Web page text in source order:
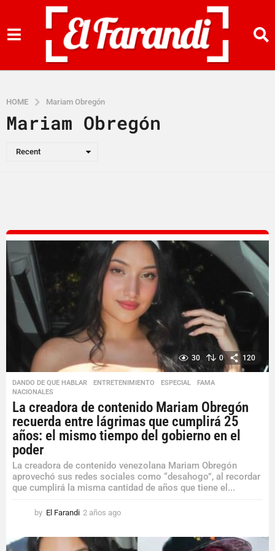
HOME Mariam Obregón
Mariam Obregón
Recent
30 0 120
DANDO DE QUE HABLAR ,ENTRETENIMIENTO ,ESPECIAL ,FAMA
NACIONALES
La creadora de contenido Mariam Obregón
recuerda entre lágrimas que cumplirá 25
años: el mismo tiempo del gobierno en el
poder
La creadora de contenido venezolana Mariam Obregón
aprovechó sus redes sociales como “desahogo”, al recordar
que cumplirá la misma cantidad de años que tiene el...
by El Farandi 2 años ago
ñ
o